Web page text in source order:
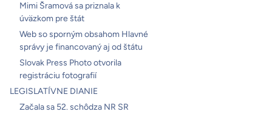
Mimi Šramová sa priznala k
úväzkom pre štát
Web so sporným obsahom Hlavné
správy je financovaný aj od štátu
Slovak Press Photo otvorila
registráciu fotografií
LEGISLATÍVNE DIANIE
Začala sa 52. schôdza NR SR